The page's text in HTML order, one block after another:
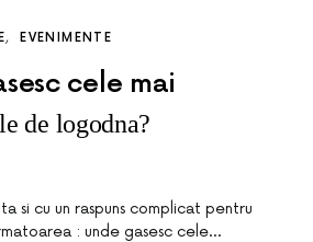
EVENIMENTE
cele mai
de logodna?
si cu un raspuns complicat pentru
: unde gasesc cele…